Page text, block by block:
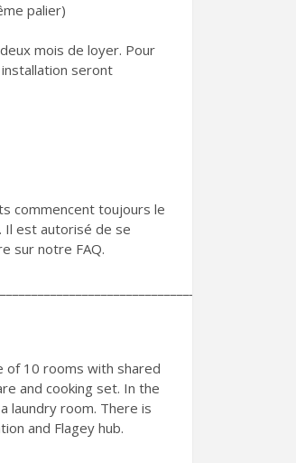
palier)
mois de loyer. Pour
seront
commencent toujours le
Il est autorisé de se
sur notre FAQ.
of 10 rooms with shared
and cooking set. In the
laundry room. There is
and Flagey hub.